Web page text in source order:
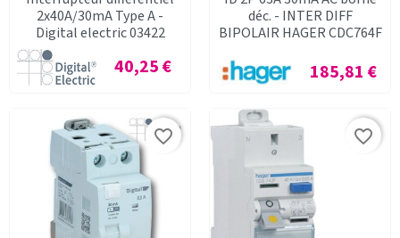
2x40A/30mA Type A -
Digital electric 03422
Prix
40,25 €
déc. - INTER DIFF
BIPOLAIR HAGER CDC764F
Prix
185,81 €
favorite_border favorite_border